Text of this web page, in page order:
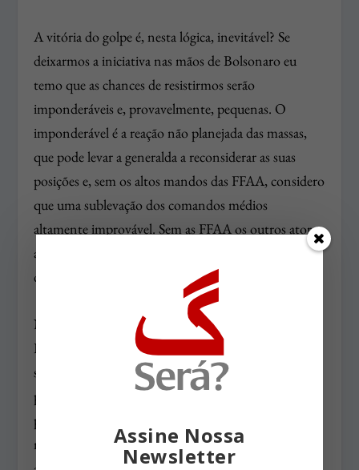
A vitória do golpe é, nesta lógica, inevitável? Se
deixarmos a iniciativa nas mãos de Bolsonaro eu
temo que as chances de resistirmos serão
imponderáveis e, provavelmente, pequenas. O
imponderável é a reação não planejada das massas,
que pode levar a generalda a reconsiderar as suas
posições e, sem os altos mandos das FFAA, considero
que uma sublevação dos comandos médios
altamente improvável. Sem as FFAA os outros atores
armados, polícias e milícias, tenderão a se encolher,
depois de algum estrago localizado.
Não temos condições de impedir a tentativa de
Bolsonaro, mas podemos limitar suas chances de
sucesso. Em primeiro lugar, as direções políticas dos
partidos da frente por Lula têm que admitir esta
possibilidade de golpe e começar a denunciá-la. Já,
não depois das eleições. A segunda frente para inibir
Assine Nossa
Newsletter